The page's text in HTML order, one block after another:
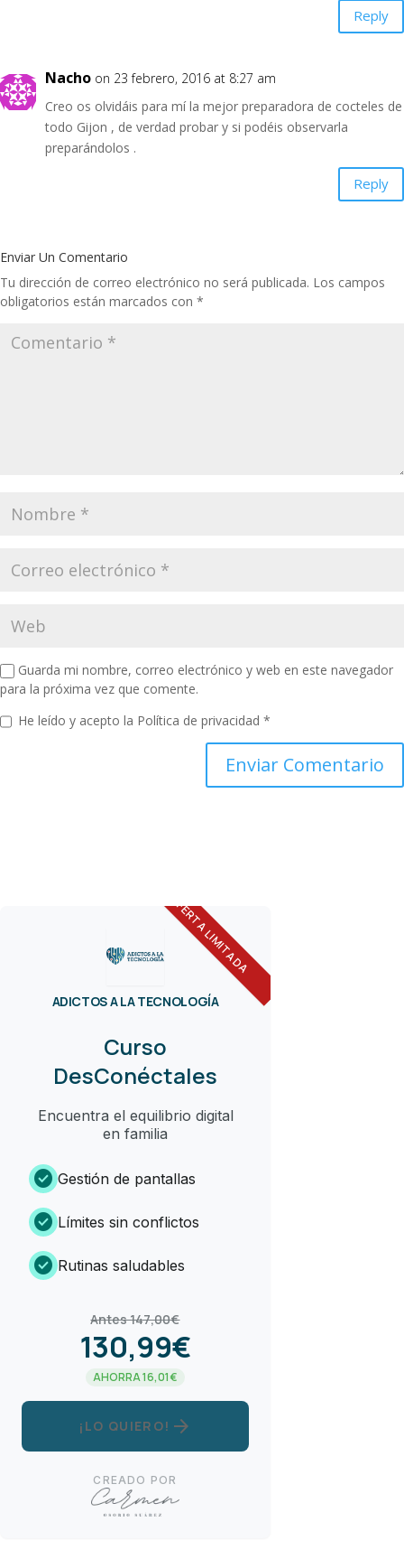
Reply
Nacho on 23 febrero, 2016 at 8:27 am
Creo os olvidáis para mí la mejor preparadora de cocteles de
todo Gijon , de verdad probar y si podéis observarla
preparándolos .
Reply
Enviar Un Comentario
Tu dirección de correo electrónico no será publicada. Los campos
obligatorios están marcados con *
Guarda mi nombre, correo electrónico y web en este navegador
para la próxima vez que comente.
He leído y acepto la Política de privacidad *
OFERTA LIMITADA
ADICTOS A LA TECNOLOGÍA
Curso
DesConéctales
Encuentra el equilibrio digital
en familia
check_circle Gestión de pantallas
check_circle Límites sin conflictos
check_circle Rutinas saludables
Antes 147,00€
130,99€
AHORRA 16,01€
¡LO QUIERO! arrow_forward
CREADO POR